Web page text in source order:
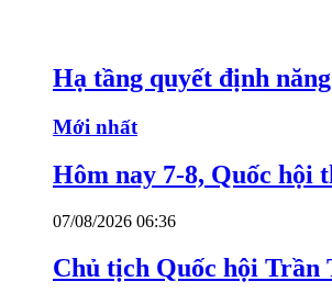
Hạ tầng quyết định
Mới nhất
Hôm nay 7-8, Quốc hội
07/08/2026 06:36
Chủ tịch Quốc hội